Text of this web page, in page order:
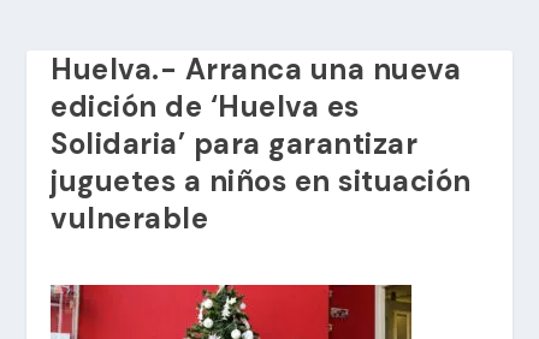
Huelva.- Arranca una nueva
edición de ‘Huelva es
Solidaria’ para garantizar
juguetes a niños en situación
vulnerable